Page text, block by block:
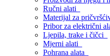
Ručni alati
Materijal za
Pribor za električni
Ljepila, trake i čičci
Mjerni alati
Pohrana alata